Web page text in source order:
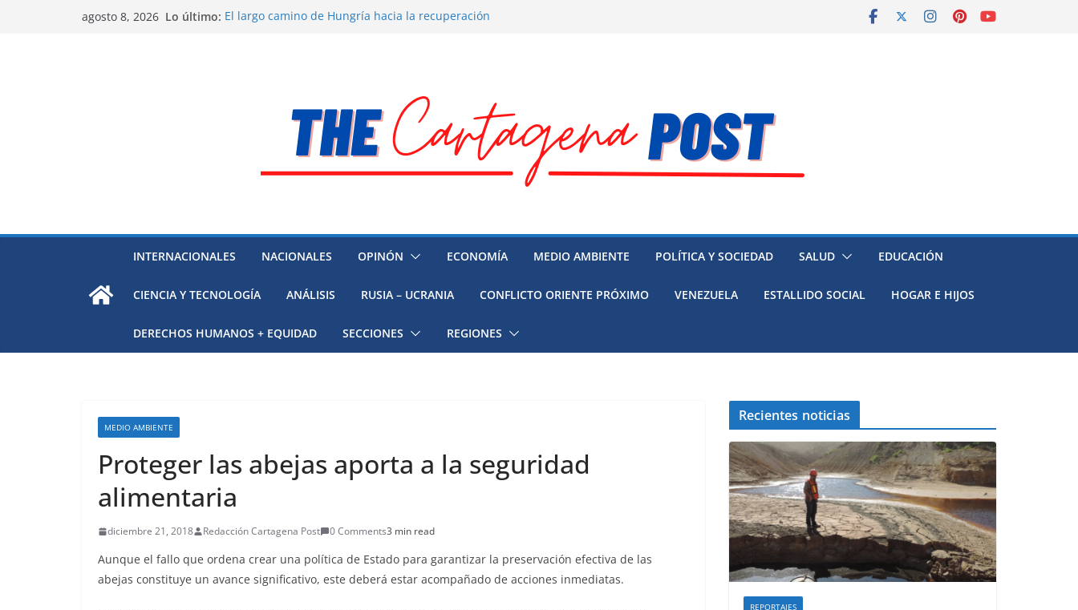
agosto 8, 2026 Lo último: El largo camino de Hungría hacia la recuperación
El océano Pacífico bajo presión y su región finalmente
respaldada con pruebas
INTERNACIONALES NACIONALES OPINÓN ECONOMÍA MEDIO AMBIENTE POLÍTICA Y SOCIEDAD SALUD EDUCACIÓN
CIENCIA Y TECNOLOGÍA ANÁLISIS RUSIA – UCRANIA CONFLICTO ORIENTE PRÓXIMO VENEZUELA ESTALLIDO SOCIAL HOGAR E HIJOS
DERECHOS HUMANOS + EQUIDAD SECCIONES REGIONES
MEDIO AMBIENTE
Proteger las abejas aporta a la seguridad
alimentaria
diciembre 21, 2018 Redacción Cartagena Post 0 Comments3 min read
Aunque el fallo que ordena crear una política de Estado para garantizar la preservación efectiva de las
abejas constituye un avance significativo, este deberá estar acompañado de acciones inmediatas.
Recientes noticias
REPORTAJES